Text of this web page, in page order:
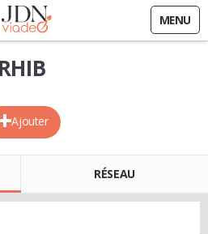
MENU
Ajouter
RÉSEAU